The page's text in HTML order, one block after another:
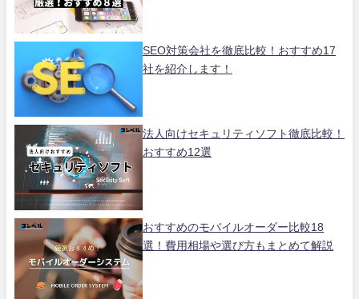
SEO対策会社を徹底比較！おすすめ17
社を紹介します！
法人向けセキュリティソフト徹底比較！
おすすめ12選
おすすめのモバイルオーダー比較18
選！費用相場や選び方もまとめて解説